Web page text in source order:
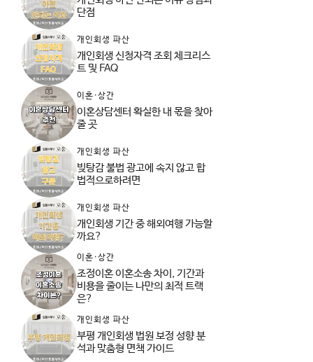
단점
개인회생 파산
개인회생 신청자격 조회 체크리스
트 및 FAQ
이혼·상간
이혼상담센터 확실한 내 몫을 찾아
줄 곳
개인회생 파산
빚탕감 불법 광고에 속지 않고 합
법적으로하려면
개인회생 파산
개인회생 기간 중 해외여행 가능할
까요?
이혼·상간
조정이혼 이혼소송 차이, 기간과
비용을 줄이는 나만의 최적 트랙
은?
개인회생 파산
부평 개인회생 법원 보정 성향 분
석과 맞춤형 면책 가이드